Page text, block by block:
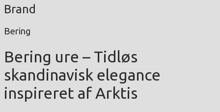
Brand
Bering
Bering ure – Tidløs
skandinavisk elegance
inspireret af Arktis